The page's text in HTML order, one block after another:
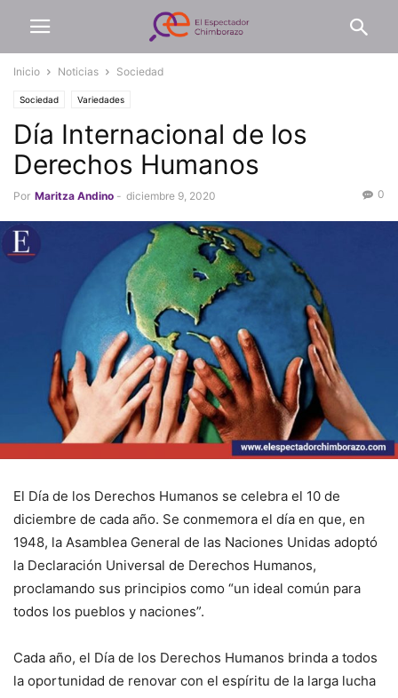
Inicio Noticias Sociedad
Sociedad Variedades
Día Internacional de los
Derechos Humanos
Por Maritza Andino - diciembre 9, 2020 0
El Día de los Derechos Humanos se celebra el 10 de
diciembre de cada año. Se conmemora el día en que, en
1948, la Asamblea General de las Naciones Unidas adoptó
la Declaración Universal de Derechos Humanos,
proclamando sus principios como “un ideal común para
todos los pueblos y naciones”.
Cada año, el Día de los Derechos Humanos brinda a todos
la oportunidad de renovar con el espíritu de la larga lucha